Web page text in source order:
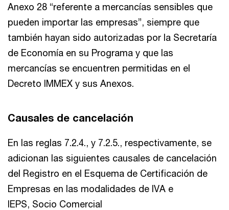
Anexo 28 “referente a mercancías sensibles que
pueden importar las empresas”, siempre que
también hayan sido autorizadas por la Secretaría
de Economía en su Programa y que las
mercancías se encuentren permitidas en el
Decreto IMMEX y sus Anexos.
Causales de cancelación
En las reglas 7.2.4., y 7.2.5., respectivamente, se
adicionan las siguientes causales de cancelación
del Registro en el Esquema de Certificación de
Empresas en las modalidades de IVA e
IEPS, Socio Comercial